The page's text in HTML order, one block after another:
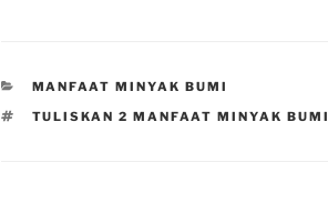
CATEGORIES
MANFAAT MINYAK BUMI
TAGS
TULISKAN 2 MANFAAT MINYAK BUMI